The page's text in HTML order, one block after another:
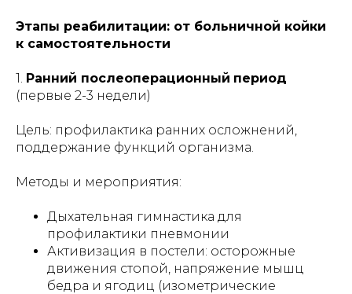
Этапы реабилитации: от больничной койки
к самостоятельности
1. Ранний послеоперационный период
(первые 2-3 недели)
Цель: профилактика ранних осложнений,
поддержание функций организма.
Методы и мероприятия:
Дыхательная гимнастика для
профилактики пневмонии
Активизация в постели: осторожные
движения стопой, напряжение мышц
бедра и ягодиц (изометрические